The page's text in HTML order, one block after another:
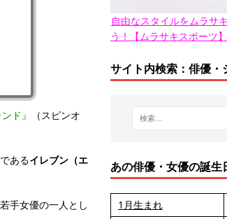
ド』
（スピンオ
あるイレブン（エ
手女優の一人とし
自由なスタイルをムラサ
う！【ムラサキスポーツ】
サイト内検索：俳優
あの俳優・女優の誕生
1月生まれ